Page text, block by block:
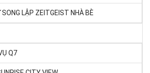
LẬP ZEITGEIST NHÀ BÈ
Q7